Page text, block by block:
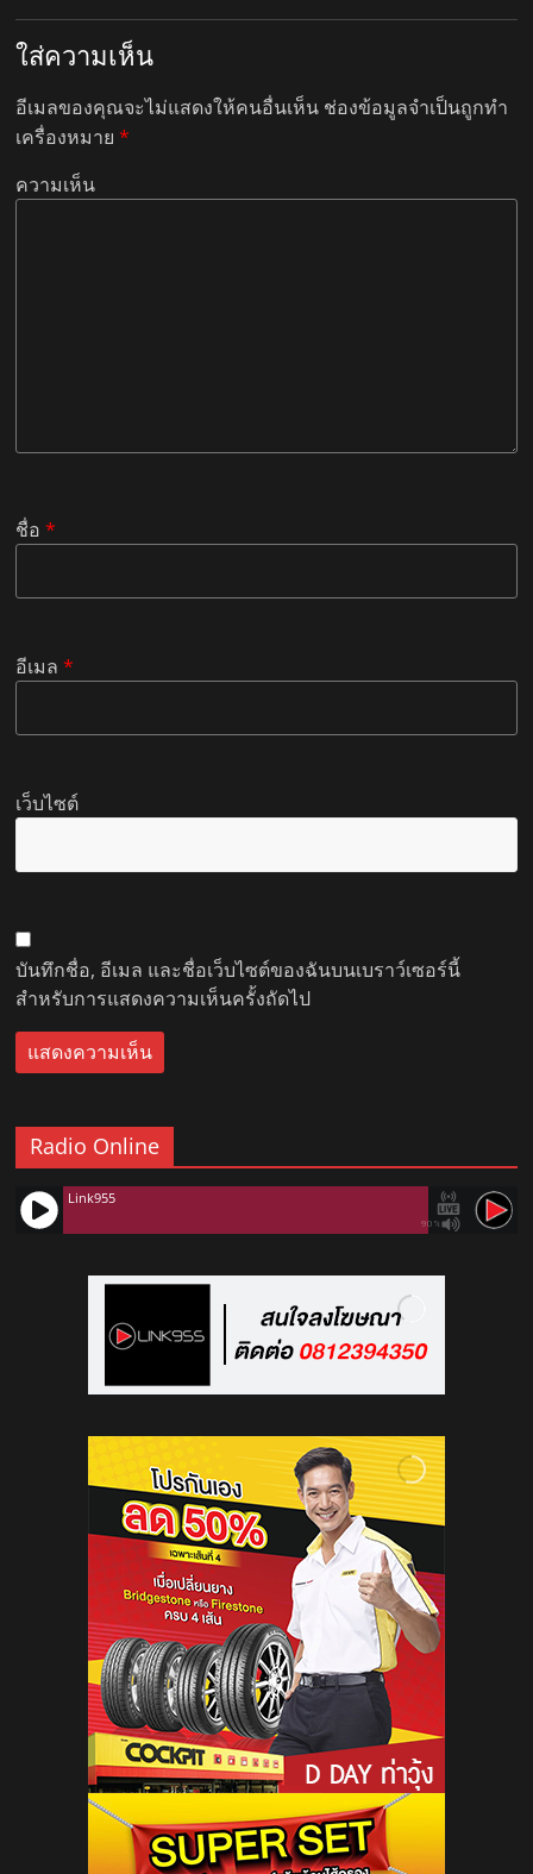
ใส่ความเห็น
อีเมลของคุณจะไม่แสดงให้คนอื่นเห็น ช่องข้อมูลจำเป็นถูกทำ
เครื่องหมาย*
ความเห็น
ชื่อ*
อีเมล*
เว็บไซต์
บันทึกชื่อ, อีเมล และชื่อเว็บไซต์ของฉันบนเบราว์เซอร์นี้
สำหรับการแสดงความเห็นครั้งถัดไป
Radio Online
90%
Link955